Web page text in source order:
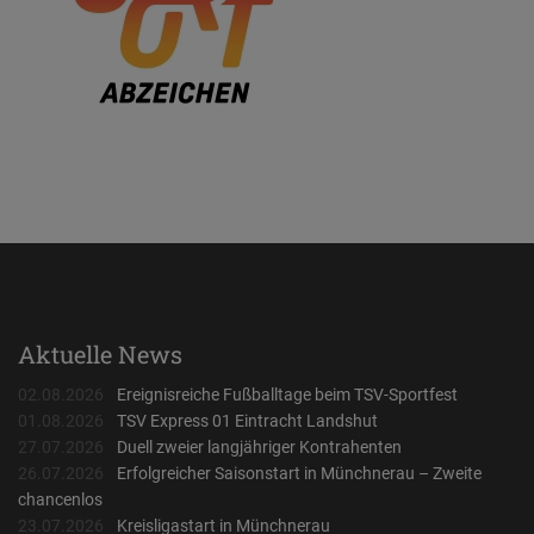
Aktuelle News
02.08.2026
Ereignisreiche Fußballtage beim TSV-Sportfest
01.08.2026
TSV Express 01 Eintracht Landshut
27.07.2026
Duell zweier langjähriger Kontrahenten
26.07.2026
Erfolgreicher Saisonstart in Münchnerau – Zweite
chancenlos
23.07.2026
Kreisligastart in Münchnerau